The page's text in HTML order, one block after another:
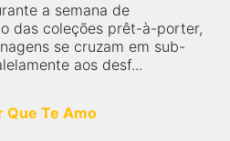
a semana de
das coleções prêt-à-porter,
se cruzam em sub-
aos desf...
Que Te Amo